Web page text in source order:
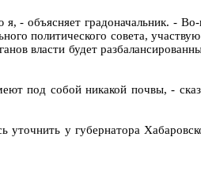
- объясняет градоначальник. -
политического совета,
власти будет
под собой никакой почвы, -
у губернатора